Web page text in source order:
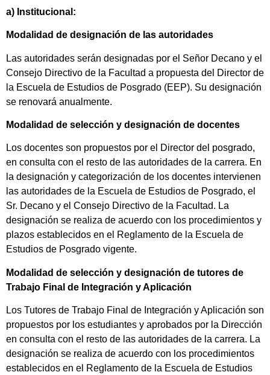
a) Institucional:
Modalidad de designación de las autoridades
Las autoridades serán designadas por el Señor Decano y el
Consejo Directivo de la Facultad a propuesta del Director de
la Escuela de Estudios de Posgrado (EEP). Su designación
se renovará anualmente.
Modalidad de selección y designación de docentes
Los docentes son propuestos por el Director del posgrado,
en consulta con el resto de las autoridades de la carrera. En
la designación y categorización de los docentes intervienen
las autoridades de la Escuela de Estudios de Posgrado, el
Sr. Decano y el Consejo Directivo de la Facultad. La
designación se realiza de acuerdo con los procedimientos y
plazos establecidos en el Reglamento de la Escuela de
Estudios de Posgrado vigente.
Modalidad de selección y designación de tutores de
Trabajo Final de Integración y Aplicación
Los Tutores de Trabajo Final de Integración y Aplicación son
propuestos por los estudiantes y aprobados por la Dirección
en consulta con el resto de las autoridades de la carrera. La
designación se realiza de acuerdo con los procedimientos
establecidos en el Reglamento de la Escuela de Estudios